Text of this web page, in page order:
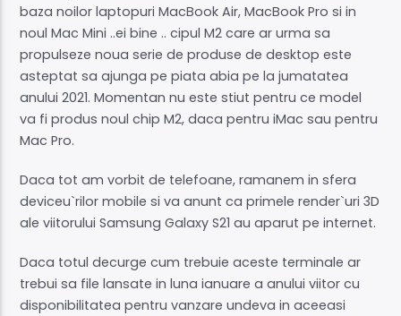
baza noilor laptopuri MacBook Air, MacBook Pro si in
noul Mac Mini ..ei bine .. cipul M2 care ar urma sa
propulseze noua serie de produse de desktop este
asteptat sa ajunga pe piata abia pe la jumatatea
anului 2021. Momentan nu este stiut pentru ce model
va fi produs noul chip M2, daca pentru iMac sau pentru
Mac Pro.
Daca tot am vorbit de telefoane, ramanem in sfera
deviceu`rilor mobile si va anunt ca primele render`uri 3D
ale viitorului Samsung Galaxy S21 au aparut pe internet.
Daca totul decurge cum trebuie aceste terminale ar
trebui sa file lansate in luna ianuare a anului viitor cu
disponibilitatea pentru vanzare undeva in aceeasi